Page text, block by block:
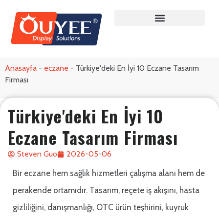
Anasayfa - eczane - Türkiye'deki En İyi 10 Eczane Tasarım
Firması
Türkiye'deki En İyi 10
Eczane Tasarım Firması
Steven Guo 2026-05-06
Bir eczane hem sağlık hizmetleri çalışma alanı hem de
perakende ortamıdır. Tasarım, reçete iş akışını, hasta
gizliliğini, danışmanlığı, OTC ürün teşhirini, kuyruk